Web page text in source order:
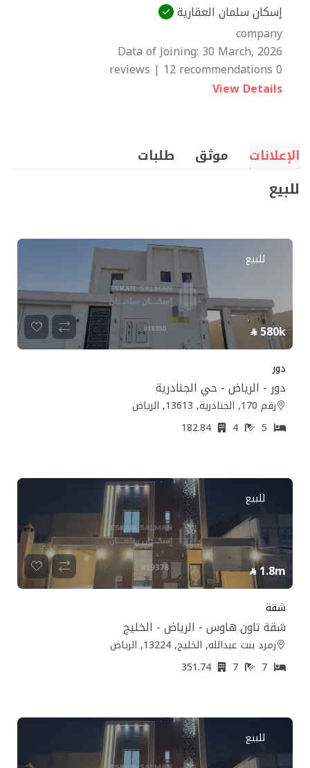
إسكان سلمان العقارية
company
Data of Joining: 30 March, 2026
0 reviews | 12 recommendations
View Details
الإعلانات موثق طلبات
للبيع
للبيع
580k
دور
دور - الرياض - حي الجنادرية
رقم 170, الجنادرية, 13613, الرياض
4
للبيع
1.8m
شقة
شقة تاون هاوس - الرياض - الخليج
زمرد بنت عبدالله, الخليج, 13224, الرياض
7
7
للبيع